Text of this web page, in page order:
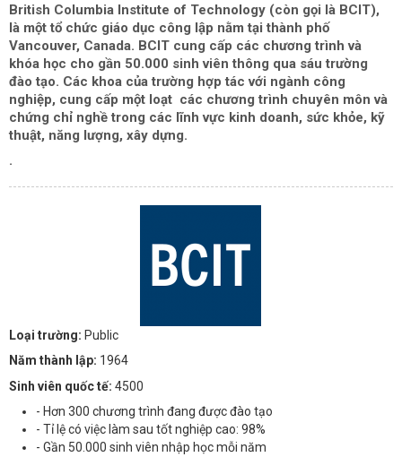
British Columbia Institute of Technology (còn gọi là BCIT),
là một tổ chức giáo dục công lập nằm tại thành phố
Vancouver, Canada. BCIT cung cấp các chương trình và
khóa học cho gần 50.000 sinh viên thông qua sáu trường
đào tạo. Các khoa của trường hợp tác với ngành công
nghiệp, cung cấp một loạt các chương trình chuyên môn và
chứng chỉ nghề trong các lĩnh vực kinh doanh, sức khỏe, kỹ
thuật, năng lượng, xây dựng.
.
Loại trường: Public
Năm thành lập: 1964
Sinh viên quốc tế: 4500
- Hơn 300 chương trình đang được đào tạo
- Tỉ lệ có việc làm sau tốt nghiệp cao: 98%
- Gần 50.000 sinh viên nhập học mỗi năm